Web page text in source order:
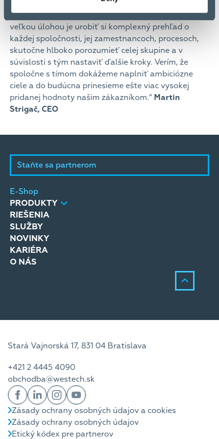
som veľmi rád, že mi Matej ostane pomáhať s
budovaním vízie a stratégie skupiny. Mojou prvou
veľkou úlohou je urobiť si komplexný prehľad o
každej spoločnosti, jej zamestnancoch, procesoch,
skutočne hlboko porozumieť celej skupine a v
súvislosti s tým nastaviť ďalšie kroky. Verím, že
spoločne s tímom dokážeme naplniť ambiciózne
ciele a do budúcna prinesieme ešte viac vysokej
pridanej hodnoty našim zákazníkom.“ Martin
Strigač, CEO
Staňte sa partnerom
E-Shop
PRODUKTY
RIEŠENIA
SLUŽBY
NOVINKY
KARIÉRA
O NÁS
Stará Vajnorská 17, 831 04 Bratislava
+421 2 4445 4090
obchodba@westech.sk
Zásady ochrany osobných údajov a cookies
Zásady ochrany osobných údajov
Etický kódex pre partnerov